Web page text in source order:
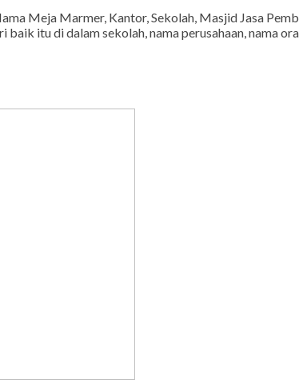
Meja Marmer, Kantor, Sekolah, Masjid Jasa
itu di dalam sekolah, nama perusahaan, nama